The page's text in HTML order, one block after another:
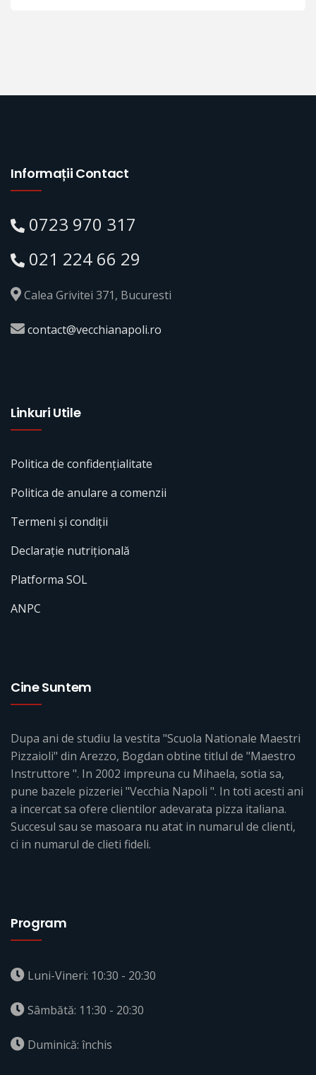
Cine Suntem
Dupa ani de studiu la vestita "Scuola Nationale Maestri
Pizzaioli" din Arezzo, Bogdan obtine titlul de "Maestro
Instruttore ". In 2002 impreuna cu Mihaela, sotia sa,
pune bazele pizzeriei "Vecchia Napoli ". In toti acesti ani
a incercat sa ofere clientilor adevarata pizza italiana.
Succesul sau se masoara nu atat in numarul de clienti,
ci in numarul de clieti fideli.
Linkuri Utile
Politica de confidențialitate
Politica de anulare a comenzii
Termeni și condiții
Declarație nutrițională
Platforma SOL
ANPC
Program
Luni-Vineri: 10:30 - 20:30
Sâmbătă: 11:30 - 20:30
Duminică: închis
Informații Contact
0723 970 317
021 224 66 29
Calea Grivitei 371, Bucuresti
contact@vecchianapoli.ro